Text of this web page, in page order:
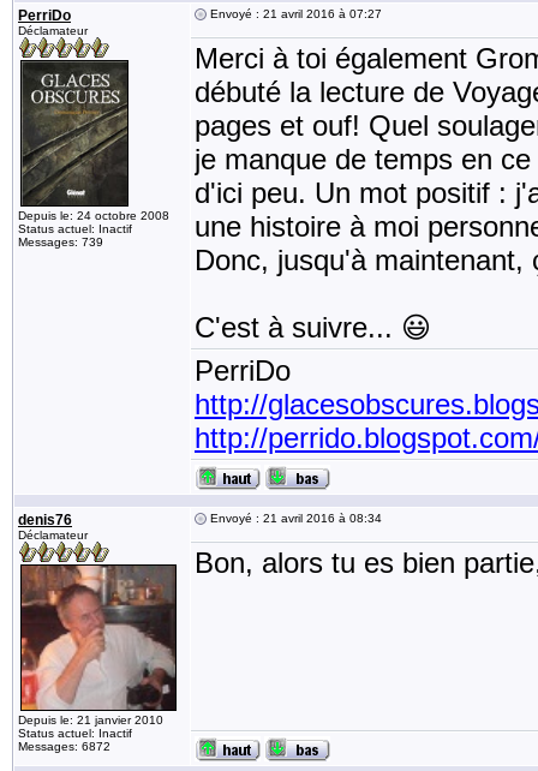
PerriDo
Déclamateur
Depuis le: 24 octobre 2008
Status actuel: Inactif
Messages: 739
Envoyé : 21 avril 2016 à 07:27
Merci à toi également
débuté la lecture de
pages et ouf! Quel
je manque de temps en
d'ici peu. Un mot positif :
une histoire à moi
Donc, jusqu'à maintenant,
C'est à suivre... 😃
PerriDo
http://
http://
denis76
Déclamateur
Depuis le: 21 janvier 2010
Status actuel: Inactif
Messages: 6872
Envoyé : 21 avril 2016 à 08:34
Bon, alors tu es bien